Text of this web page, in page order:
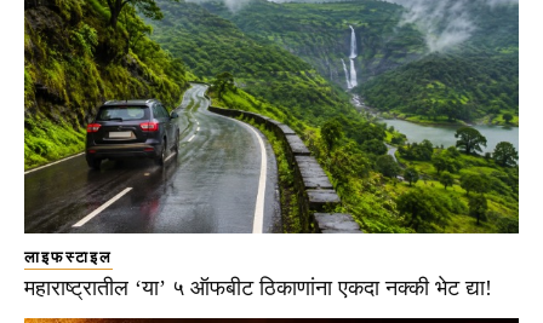
लाइफस्टाइल
महाराष्ट्रातील ‘या’ ५ ऑफबीट ठिकाणांना एकदा नक्की भेट द्या!